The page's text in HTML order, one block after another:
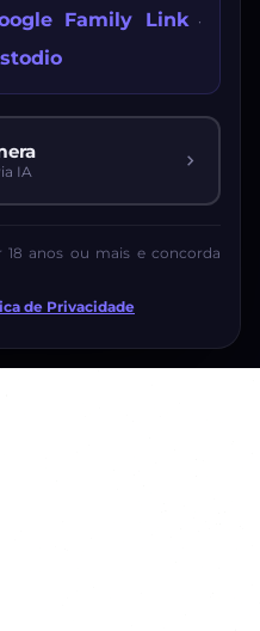
Family Link·
IA
anos ou mais e concorda
de Privacidade